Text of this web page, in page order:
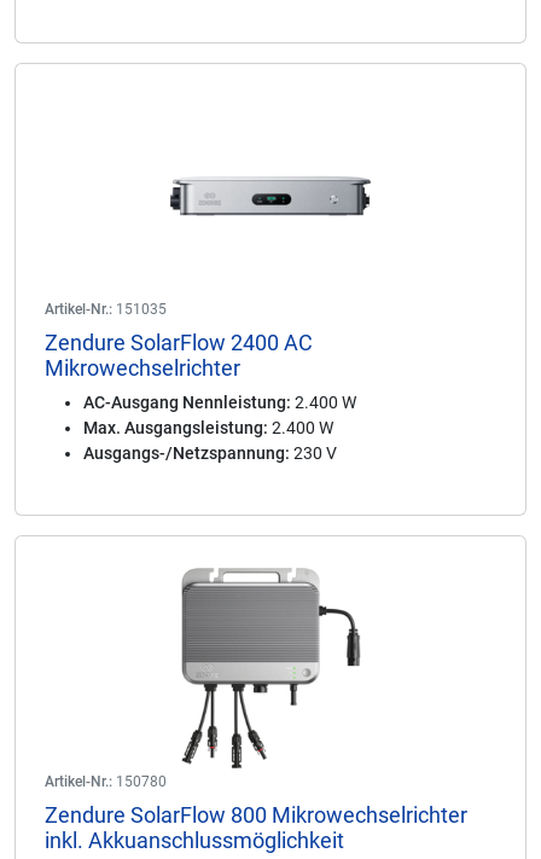
Artikel-Nr.: 151035
Zendure SolarFlow 2400 AC
Mikrowechselrichter
AC-Ausgang Nennleistung: 2.400 W
Max. Ausgangsleistung: 2.400 W
Ausgangs-/Netzspannung: 230 V
Artikel-Nr.: 150780
Zendure SolarFlow 800 Mikrowechselrichter
inkl. Akkuanschlussmöglichkeit